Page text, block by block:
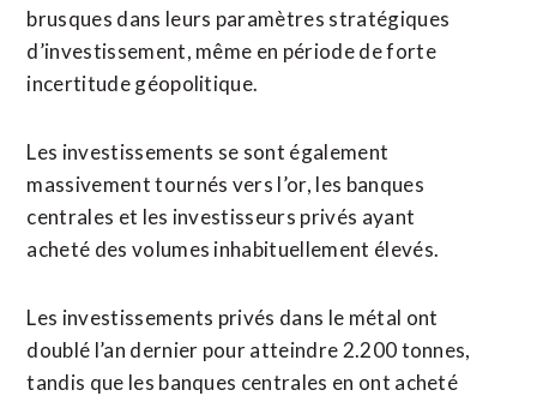
brusques dans leurs paramètres stratégiques
d’investissement, même en période de forte
incertitude géopolitique.
Les investissements se sont ​également
massivement tournés vers l’or, les banques
centrales et les investisseurs privés ayant
acheté des volumes inhabituellement élevés.
Les investissements privés dans le métal ont
doublé l’an dernier pour ‌atteindre 2.200 tonnes,
tandis que ​les banques centrales en ont acheté